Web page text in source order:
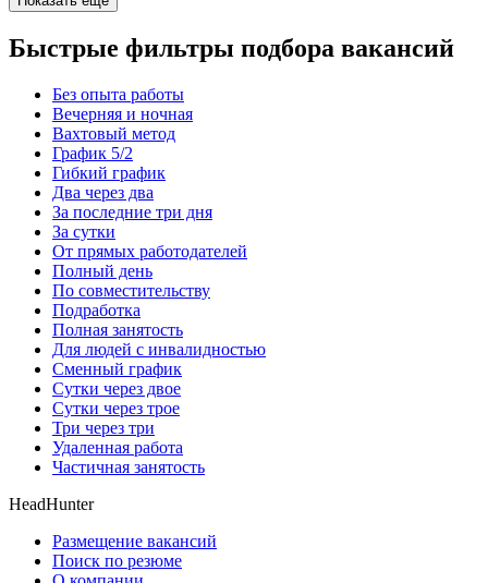
Быстрые фильтры подбора вакансий
Без опыта работы
Вечерняя и ночная
Вахтовый метод
График 5/2
Гибкий график
Два через два
За последние три дня
За сутки
От прямых работодателей
Полный день
По совместительству
Подработка
Полная занятость
Для людей с инвалидностью
Сменный график
Сутки через двое
Сутки через трое
Три через три
Удаленная работа
Частичная занятость
HeadHunter
Размещение вакансий
Поиск по резюме